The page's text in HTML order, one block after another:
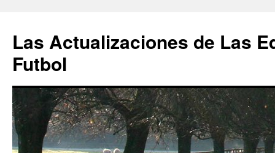
Las Actualizaciones de Las
Futbol